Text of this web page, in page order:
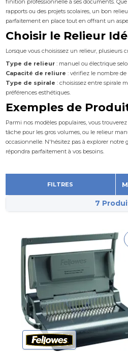
finition professionnelle à ses documents.
rapports ou des projets scolaires, un bon
parfaitement en place tout en offrant un
Choisir le Relieur
Lorsque vous choisissez un relieur, plusieurs
Type de relieur : manuel ou électrique
Capacité de reliure : vérifiez le nombre
Type de spirale : choisissez entre spirale
préférences esthétiques.
Exemples de
Parmi nos modèles populaires, vous
tâche pour les gros volumes, ou le relieur
occasionnelle. N'hésitez pas à explorer notre
répondra parfaitement à vos besoins.
FILTRES
7